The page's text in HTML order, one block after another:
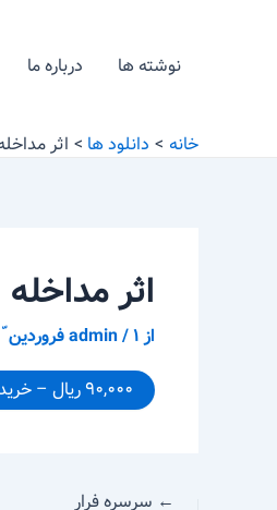
نوشته ها درباره ما
خانه دانلود ها اثر
اثر
از admin/۱ فروردین ّ ۱۳۹۶
۹۰,۰۰۰ ریال – خرید
← سرسره فرار